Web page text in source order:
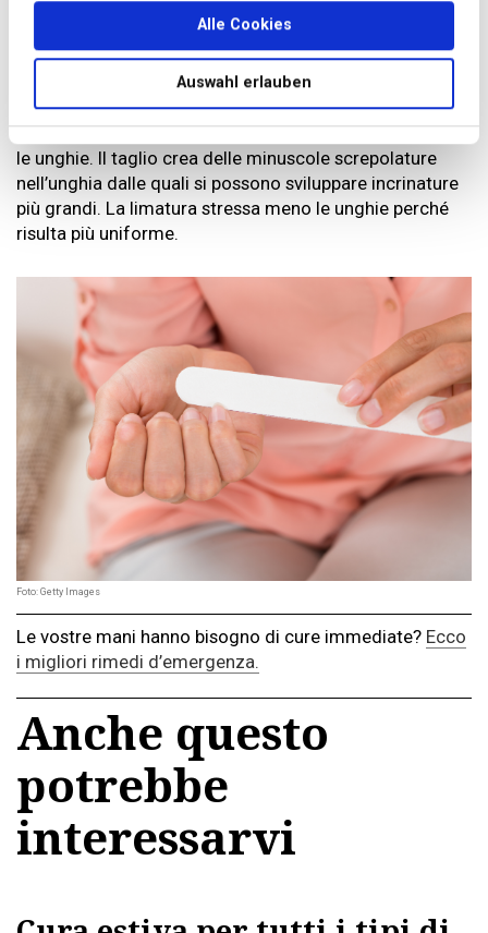
Alle Cookies
Auswahl erlauben
unghie si sono indebolite, idratatele una o due volte la
settimana con olio di oliva. Strofinatelo semplicemente
sull’unghia e lasciate agire. Naturalmente con questo
rimedio potete anche prevenire la disidratazione.
Piccolo consiglio: usate la lima anziché le forbicine per
le unghie. Il taglio crea delle minuscole screpolature
nell’unghia dalle quali si possono sviluppare incrinature
più grandi. La limatura stressa meno le unghie perché
risulta più uniforme.
Foto: Getty Images
Le vostre mani hanno bisogno di cure immediate? Ecco
i migliori rimedi d’emergenza.
Anche questo
potrebbe
interessarvi